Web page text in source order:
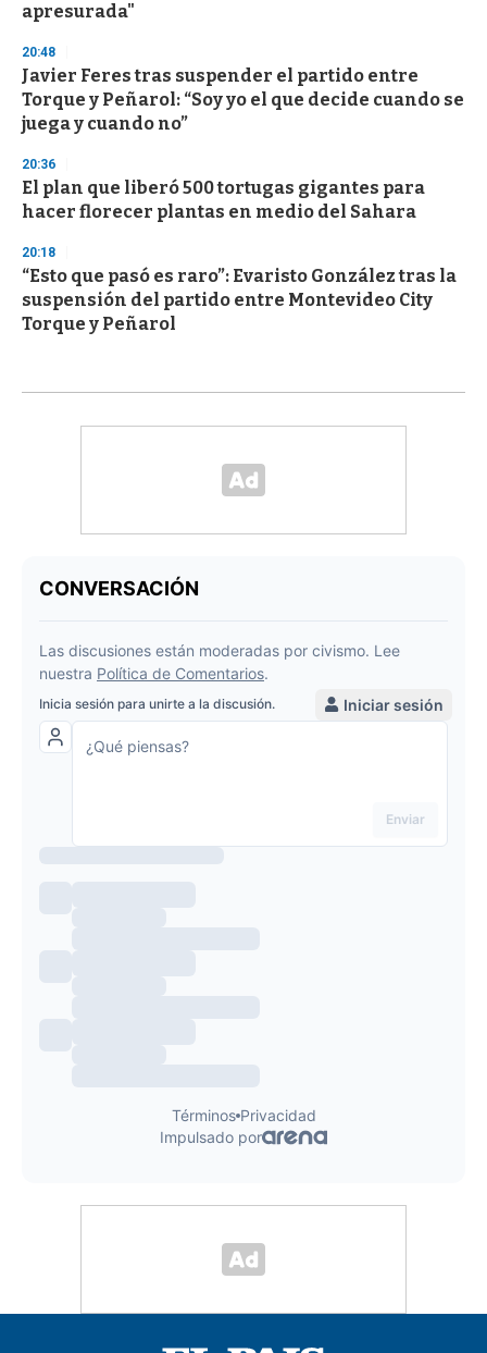
apresurada"
20:48
Javier Feres tras suspender el partido entre
Torque y Peñarol: “Soy yo el que decide cuando se
juega y cuando no”
20:36
El plan que liberó 500 tortugas gigantes para
hacer florecer plantas en medio del Sahara
20:18
“Esto que pasó es raro”: Evaristo González tras la
suspensión del partido entre Montevideo City
Torque y Peñarol